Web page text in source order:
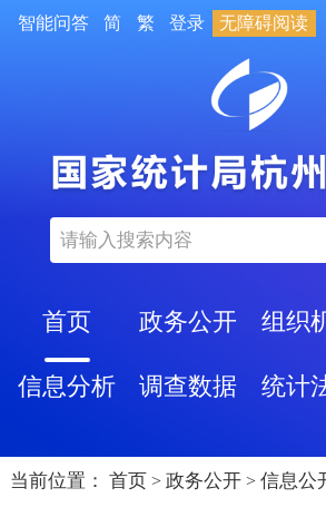
智能问答 简 繁 登录 无障碍阅读
首页 政务公开 组织
信息分析 调查数据 统计
当前位置： 首页 > 政务公开 > 信息公